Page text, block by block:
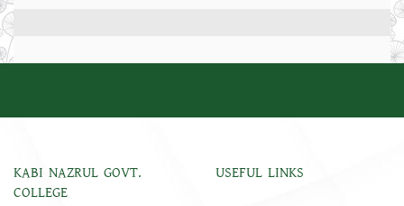
KABI NAZRUL GOVT.
COLLEGE
USEFUL LINKS